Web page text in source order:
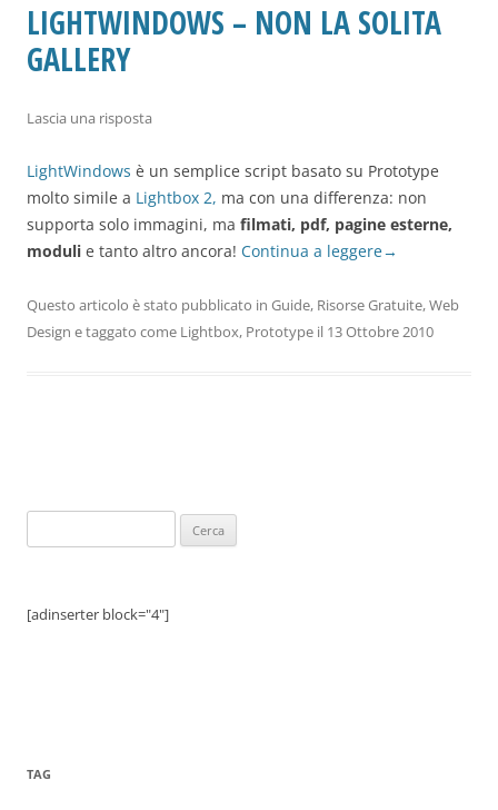
LIGHTWINDOWS – NON LA SOLITA
GALLERY
Lascia una risposta
LightWindows è un semplice script basato su Prototype
molto simile a Lightbox 2, ma con una differenza: non
supporta solo immagini, ma filmati, pdf, pagine esterne,
moduli e tanto altro ancora! Continua a leggere→
Questo articolo è stato pubblicato in Guide, Risorse Gratuite,Web
Design e taggato come Lightbox, Prototype il 13 Ottobre 2010
per:
[adinserter block="4"]
TAG